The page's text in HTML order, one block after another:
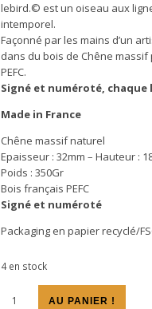
lebird.© est un oiseau aux
intemporel.
Façonné par les mains d’un
dans du bois de Chêne
PEFC.
Signé et numéroté,
Made in France
Chêne massif naturel
Epaisseur : 32mm – Hauteur :
Poids : 350Gr
Bois français PEFC
Signé et numéroté
Packaging en papier recyclé/
4 en stock
quantité de lebird. classic chêne
AU PANIER !